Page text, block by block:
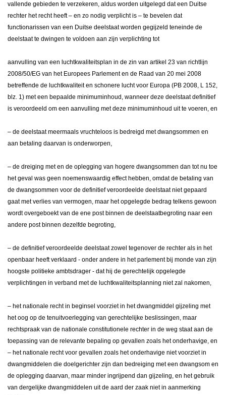
vallende gebieden te verzekeren, aldus worden uitgelegd dat een Duitse
rechter het recht heeft – en zo nodig verplicht is – te bevelen dat
functionarissen van een Duitse deelstaat worden gegijzeld teneinde de
deelstaat te dwingen te voldoen aan zijn verplichting tot
aanvulling van een luchtkwaliteitsplan in de zin van artikel 23 van richtlijn
2008/50/EG van het Europees Parlement en de Raad van 20 mei 2008
betreffende de luchtkwaliteit en schonere lucht voor Europa (PB 2008, L 152,
blz. 1) met een bepaalde minimuminhoud, wanneer deze deelstaat definitief
is veroordeeld om een aanvulling met deze minimuminhoud uit te voeren, en
– de deelstaat meermaals vruchteloos is bedreigd met dwangsommen en
aan betaling daarvan is onderworpen,
– de dreiging met en de oplegging van hogere dwangsommen dan tot nu toe
het geval was geen noemenswaardig effect hebben, omdat de betaling van
de dwangsommen voor de definitief veroordeelde deelstaat niet gepaard
gaat met verlies van vermogen, maar het opgelegde bedrag telkens gewoon
wordt overgeboekt van de ene post binnen de deelstaatbegroting naar een
andere post binnen dezelfde begroting,
– de definitief veroordeelde deelstaat zowel tegenover de rechter als in het
openbaar heeft verklaard - onder andere in het parlement bij monde van zijn
hoogste politieke ambtsdrager - dat hij de gerechtelijk opgelegde
verplichtingen in verband met de luchtkwaliteitsplanning niet zal nakomen,
– het nationale recht in beginsel voorziet in het dwangmiddel gijzeling met
het oog op de tenuitvoerlegging van gerechtelijke beslissingen, maar
rechtspraak van de nationale constitutionele rechter in de weg staat aan de
toepassing van de relevante bepaling op gevallen zoals het onderhavige, en
– het nationale recht voor gevallen zoals het onderhavige niet voorziet in
dwangmiddelen die doelgerichter zijn dan bedreiging met een dwangsom en
de oplegging daarvan, maar minder ingrijpend dan gijzeling, en het gebruik
van dergelijke dwangmiddelen uit de aard der zaak niet in aanmerking